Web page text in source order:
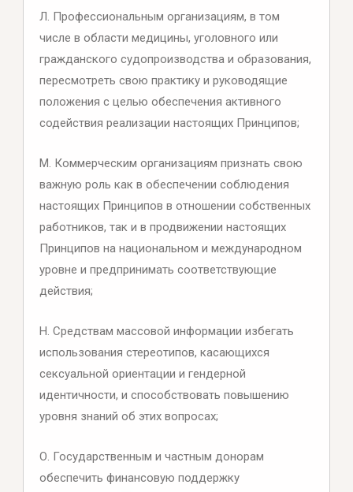
Л. Профессиональным организациям, в том
числе в области медицины, уголовного или
гражданского судопроизводства и образования,
пересмотреть свою практику и руководящие
положения с целью обеспечения активного
содействия реализации настоящих Принципов;
М. Коммерческим организациям признать свою
важную роль как в обеспечении соблюдения
настоящих Принципов в отношении собственных
работников, так и в продвижении настоящих
Принципов на национальном и международном
уровне и предпринимать соответствующие
действия;
Н. Средствам массовой информации избегать
использования стереотипов, касающихся
сексуальной ориентации и гендерной
идентичности, и способствовать повышению
уровня знаний об этих вопросах;
О. Государственным и частным донорам
обеспечить финансовую поддержку